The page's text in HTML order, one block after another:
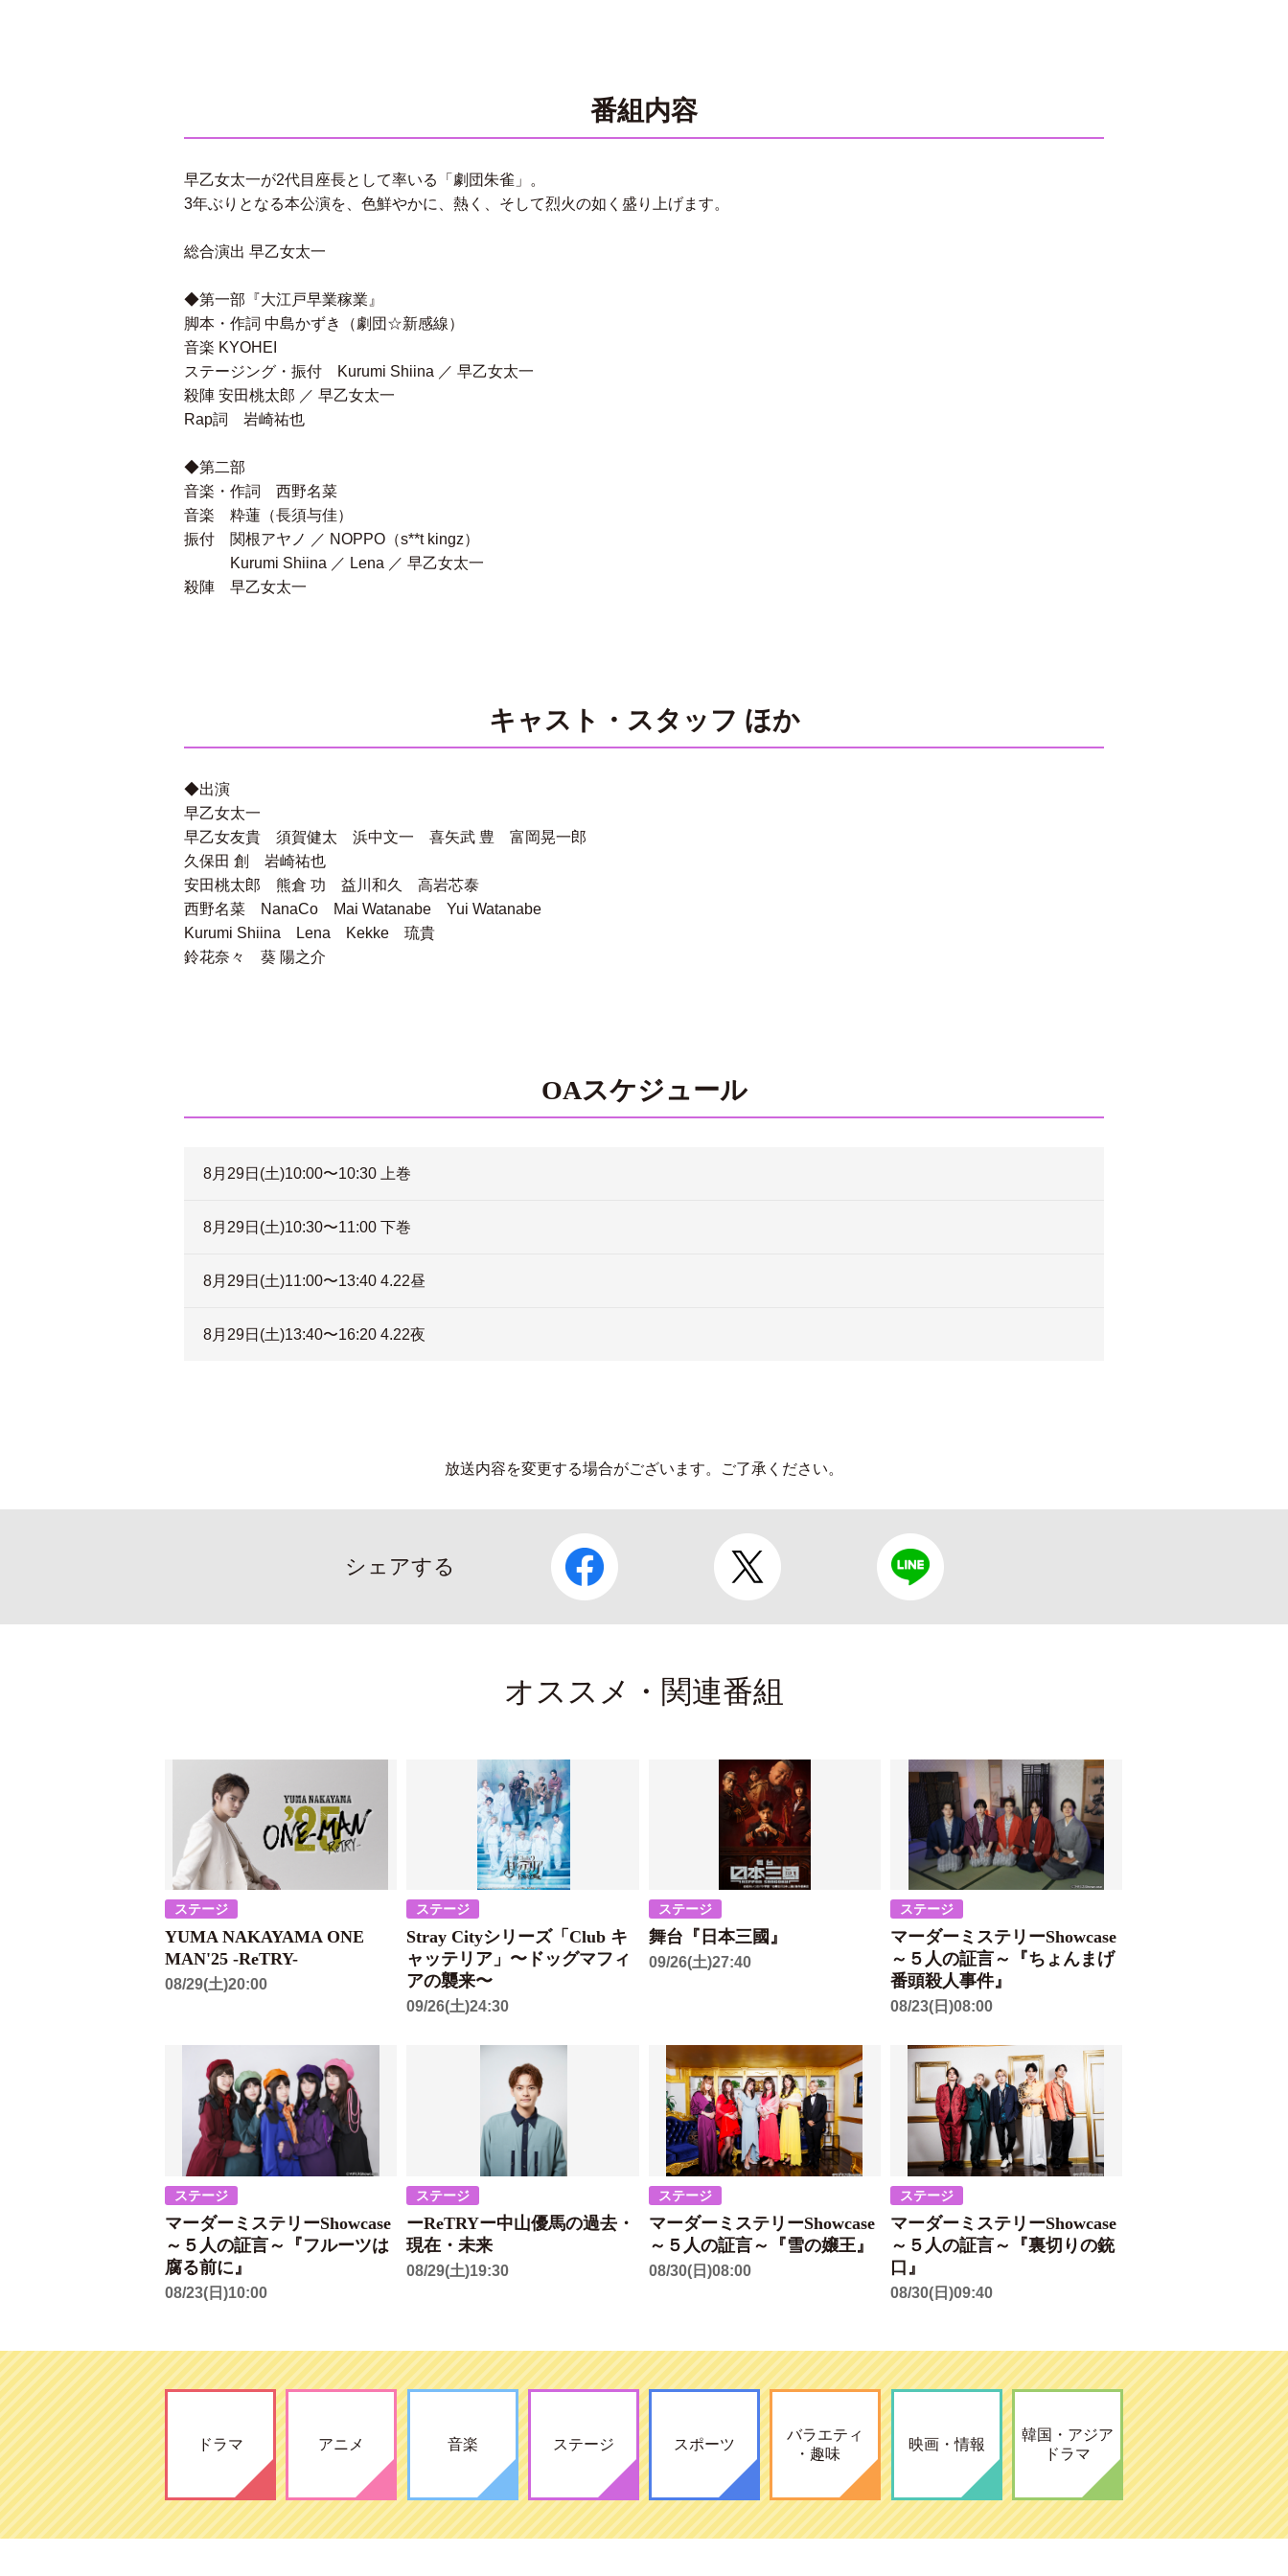
番組内容
早乙女太一が2代目座長として率いる「劇団朱雀」。
3年ぶりとなる本公演を、色鮮やかに、熱く、そして烈火の如く盛り上げます。
総合演出 早乙女太一
◆第一部『大江戸早業稼業』
脚本・作詞 中島かずき（劇団☆新感線）
音楽 KYOHEI
ステージング・振付 Kurumi Shiina ／ 早乙女太一
殺陣 安田桃太郎 ／ 早乙女太一
Rap詞 岩崎祐也
◆第二部
音楽・作詞 西野名菜
音楽 粋蓮（長須与佳）
振付 関根アヤノ ／ NOPPO（s**t kingz）
Kurumi Shiina ／ Lena ／ 早乙女太一
殺陣 早乙女太一
キャスト・スタッフ ほか
◆出演
早乙女太一
早乙女友貴 須賀健太 浜中文一 喜矢武 豊 富岡晃一郎
久保田 創 岩崎祐也
安田桃太郎 熊倉 功 益川和久 高岩芯泰
西野名菜 NanaCo Mai Watanabe Yui Watanabe
Kurumi Shiina Lena Kekke 琉貴
鈴花奈々 葵 陽之介
OAスケジュール
8月29日(土)10:00〜10:30 上巻
8月29日(土)10:30〜11:00 下巻
8月29日(土)11:00〜13:40 4.22昼
8月29日(土)13:40〜16:20 4.22夜
放送内容を変更する場合がございます。 ご了承ください。
シェアする
オススメ・関連番組
ステージ
YUMA NAKAYAMA ONE
MAN'25 -ReTRY-
08/29(土)20:00
ステージ
Stray Cityシリーズ「Club キ
ャッテリア」〜ドッグマフィ
アの襲来〜
09/26(土)24:30
ステージ
舞台『日本三國』
09/26(土)27:40
ステージ
マーダーミステリーShowcase
～５人の証言～『ちょんまげ
番頭殺人事件』
08/23(日)08:00
ステージ
マーダーミステリーShowcase
～５人の証言～『フルーツは
腐る前に』
08/23(日)10:00
ステージ
ーReTRYー中山優馬の過去・
現在・未来
08/29(土)19:30
ステージ
マーダーミステリーShowcase
～５人の証言～『雪の嬢王』
08/30(日)08:00
ステージ
マーダーミステリーShowcase
～５人の証言～『裏切りの銃
口』
08/30(日)09:40
ドラマ アニメ 音楽 ステージ スポーツ
バラエティ
・趣味
映画・情報
韓国・アジア
ドラマ